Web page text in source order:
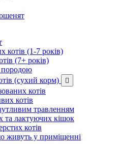
котів (1-7 років)
(7+ років)
породою
(сухий корм)

котів
котів
травленням
та лактуючих кішок
котів
живуть у приміщенні